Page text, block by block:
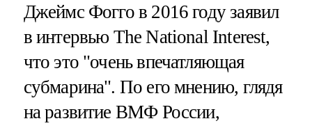
Джеймс Фогго в 2016 году заявил
в интервью The National Interest,
что это "очень впечатляющая
субмарина". По его мнению, глядя
на развитие ВМФ России,